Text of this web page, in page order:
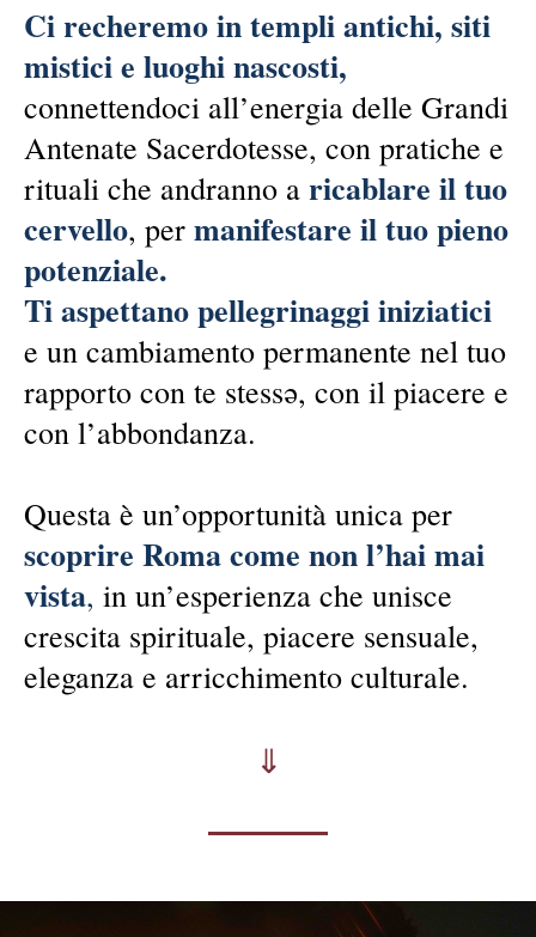
Ci recheremo in templi antichi, siti
mistici e luoghi nascosti,
connettendoci all’energia delle Grandi
Antenate Sacerdotesse, con pratiche e
rituali che andranno a ricablare il tuo
cervello, per manifestare il tuo pieno
potenziale.
Ti aspettano pellegrinaggi iniziatici
e un cambiamento permanente nel tuo
rapporto con te stessə, con il piacere e
con l’abbondanza.
Questa è un’opportunità unica per
scoprire Roma come non l’hai mai
vista, in un’esperienza che unisce
crescita spirituale, piacere sensuale,
eleganza e arricchimento culturale.
⇓